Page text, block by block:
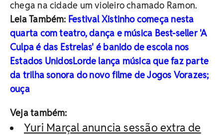
chega na cidade um violeiro chamado Ramon.
Leia Também: Festival Xistinho começa nesta
quarta com teatro, dança e música Best-seller 'A
Culpa é das Estrelas' é banido de escola nos
Estados UnidosLorde lança música que faz parte
da trilha sonora do novo filme de Jogos Vorazes;
ouça
Veja também:
Yuri Marçal anuncia sessão extra de